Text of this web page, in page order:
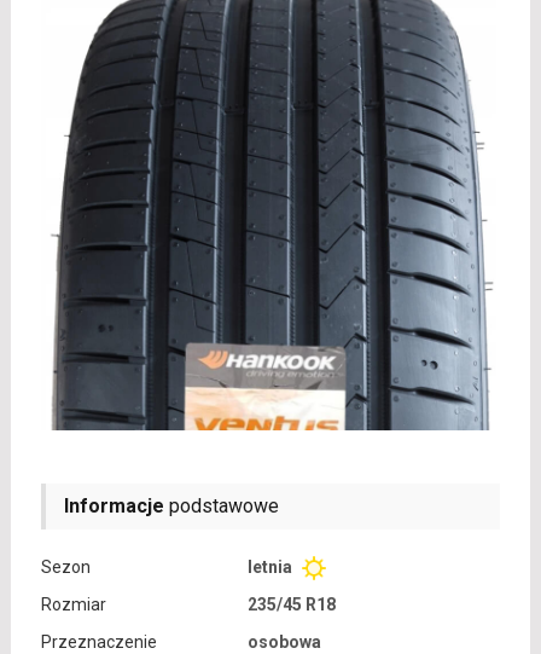
Informacje podstawowe
Sezon
letnia
Rozmiar
235/45 R18
Przeznaczenie
osobowa